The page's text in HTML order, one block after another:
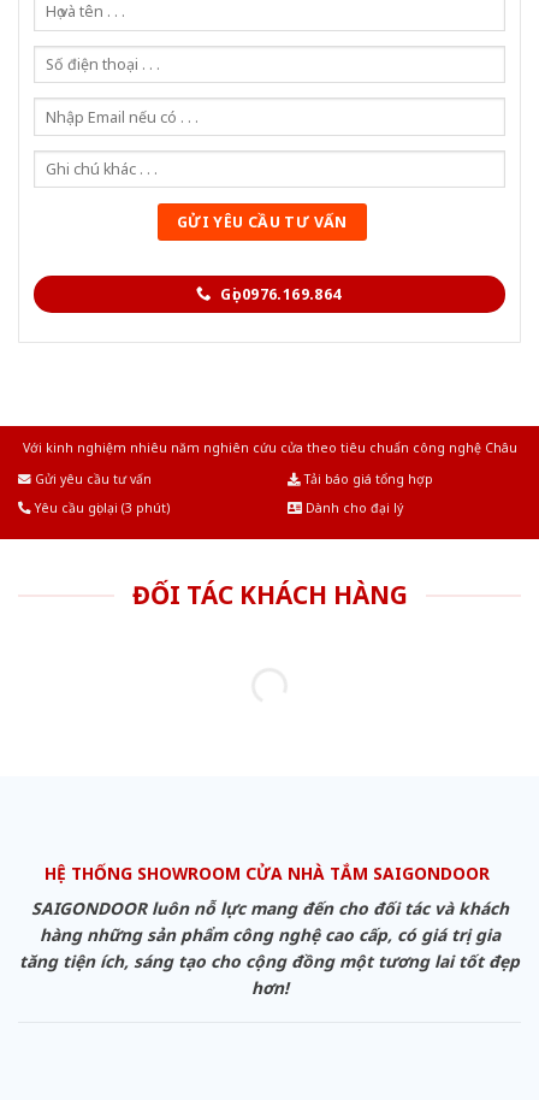
Gọi 0976.169.864
Với kinh nghiệm nhiêu năm nghiên cứu cửa theo tiêu chuẩn công nghệ Châu
Gửi yêu cầu tư vấn
Tải báo giá tổng hợp
Yêu cầu gọi lại (3 phút)
Dành cho đại lý
ĐỐI TÁC KHÁCH HÀNG
HỆ THỐNG SHOWROOM CỬA NHÀ TẮM SAIGONDOOR
SAIGONDOOR luôn nỗ lực mang đến cho đối tác và khách
hàng những sản phẩm công nghệ cao cấp, có giá trị gia
tăng tiện ích, sáng tạo cho cộng đồng một tương lai tốt đẹp
hơn!